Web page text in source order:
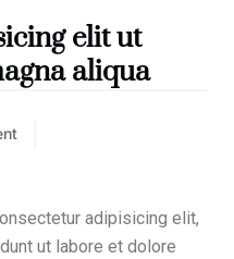
elit ut
aliqua
adipisicing elit,
ut labore et dolore